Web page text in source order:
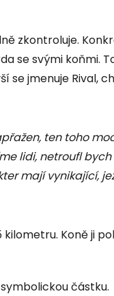
zkontroluje.
se svými koňmi.
se jmenuje Rival,
ten toho
lidi, netroufl bych
mají vynikající,
Koně ji
částku.